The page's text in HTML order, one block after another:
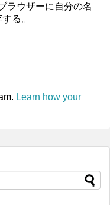
ラウザーに自分の名
る。
Learn how your